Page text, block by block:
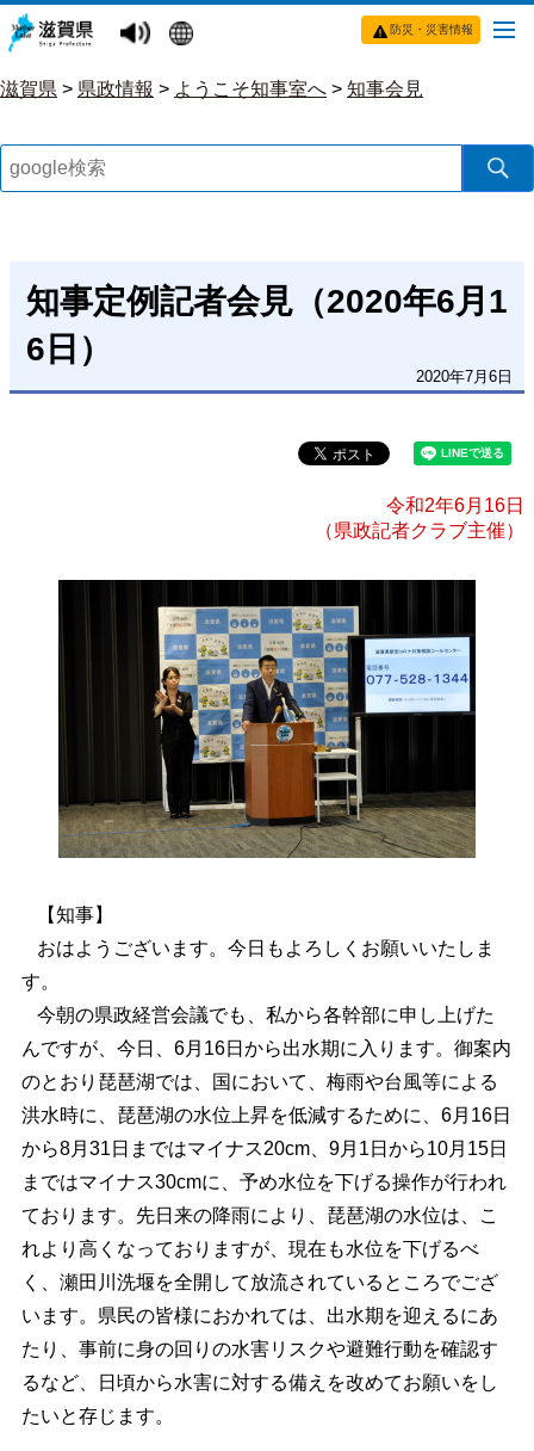
防災・災害情報
滋賀県 > 県政情報 > ようこそ知事室へ > 知事会見
知事定例記者会見（2020年6月1
6日）
2020年7月6日
令和2年6月16日
（県政記者クラブ主催）
【知事】
おはようございます。今日もよろしくお願いいたしま
す。
今朝の県政経営会議でも、私から各幹部に申し上げた
んですが、今日、6月16日から出水期に入ります。御案内
のとおり琵琶湖では、国において、梅雨や台風等による
洪水時に、琵琶湖の水位上昇を低減するために、6月16日
から8月31日まではマイナス20cm、9月1日から10月15日
まではマイナス30cmに、予め水位を下げる操作が行われ
ております。先日来の降雨により、琵琶湖の水位は、こ
れより高くなっておりますが、現在も水位を下げるべ
く、瀬田川洗堰を全開して放流されているところでござ
います。県民の皆様におかれては、出水期を迎えるにあ
たり、事前に身の回りの水害リスクや避難行動を確認す
るなど、日頃から水害に対する備えを改めてお願いをし
たいと存じます。